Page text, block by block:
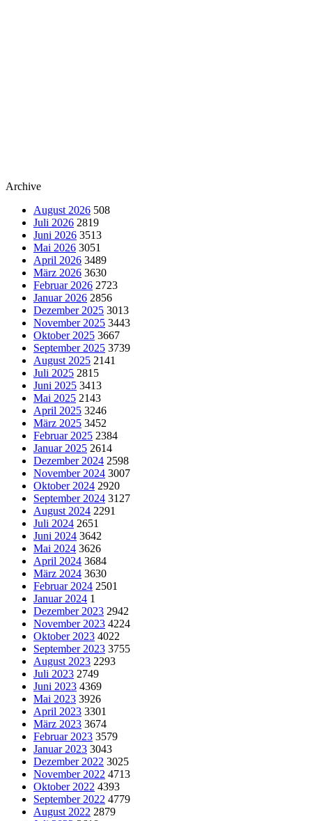
Archive
August 2026 508
Juli 2026 2819
Juni 2026 3513
Mai 2026 3051
April 2026 3489
März 2026 3630
Februar 2026 2723
Januar 2026 2856
Dezember 2025 3013
November 2025 3443
Oktober 2025 3667
September 2025 3739
August 2025 2141
Juli 2025 2815
Juni 2025 3413
Mai 2025 2143
April 2025 3246
März 2025 3452
Februar 2025 2384
Januar 2025 2614
Dezember 2024 2598
November 2024 3007
Oktober 2024 2920
September 2024 3127
August 2024 2291
Juli 2024 2651
Juni 2024 3642
Mai 2024 3626
April 2024 3684
März 2024 3630
Februar 2024 2501
Januar 2024 1
Dezember 2023 2942
November 2023 4224
Oktober 2023 4022
September 2023 3755
August 2023 2293
Juli 2023 2749
Juni 2023 4369
Mai 2023 3926
April 2023 3301
März 2023 3674
Februar 2023 3579
Januar 2023 3043
Dezember 2022 3025
November 2022 4713
Oktober 2022 4393
September 2022 4779
August 2022 2879